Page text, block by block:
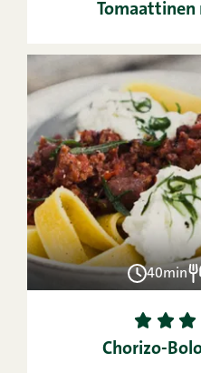
Tomaattinen
40min
1 2 3
Chorizo-